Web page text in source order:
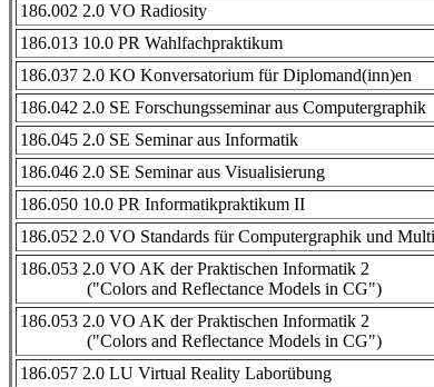
186.002 2.0 VO Radiosity
186.013 10.0 PR Wahlfachpraktikum
186.037 2.0 KO Konversatorium für Diplomand(inn)en
186.042 2.0 SE Forschungsseminar aus Computergraphik
186.045 2.0 SE Seminar aus Informatik
186.046 2.0 SE Seminar aus Visualisierung
186.050 10.0 PR Informatikpraktikum II
186.052 2.0 VO Standards für Computergraphik und
186.053 2.0 VO AK der Praktischen Informatik 2
("Colors and Reflectance Models in CG")
186.053 2.0 VO AK der Praktischen Informatik 2
("Colors and Reflectance Models in CG")
186.057 2.0 LU Virtual Reality Laborübung